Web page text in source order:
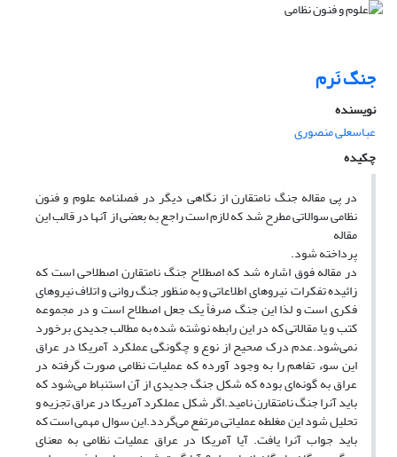
جنگ نَرم
نویسنده
عباسعلی منصوری
چکیده
در پی مقاله جنگ نامتقارن از نگاهی دیگر در فصلنامه علوم و فنون
نظامی سوالاتی مطرح شد که لازم است راجع به بعضی از آنها در قالب این
مقاله
پرداخته شود.
در مقاله فوق اشاره شد که اصطلاح جنگ نامتقارن اصطلاحی است که
زائیده تفکرات نیروهای اطلاعاتی و به منظور جنگ روانی و اتلاف نیروهای
فکری است و لذا این جنگ صرفاً یک جعل اصطلاح است و در مجموعه
کتب و یا مقالاتی که در این رابطه نوشته شده به مطالب جدیدی برخورد
نمی‌شود.عدم درک صحیح از نوع و چگونگی عملکرد آمریکا در عراق
این سوء تفاهم را به وجود آورده که عملیات نظامی صورت گرفته در
عراق به گونه‌ای بوده که شکل جنگ جدیدی از آن استنباط می‌شود که
باید آنرا جنگ نامتقارن نامید.اگر شکل عملکرد آمریکا در عراق تجزیه و
تحلیل شود این مغلطه عملیاتی مرتفع می‌گردد.این سوال مهمی است که
باید جواب آنرا یافت. آیا آمریکا در عراق عملیات نظامی به معنای